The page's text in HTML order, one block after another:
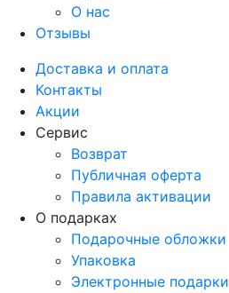
О нас
Отзывы
Доставка и оплата
Контакты
Акции
Сервис
Возврат
Публичная оферта
Правила активации
О подарках
Подарочные обложки
Упаковка
Электронные подарки